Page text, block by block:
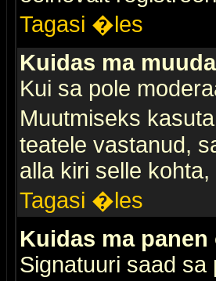
Tagasi �les
Kuidas ma
Kui sa pole
Muutmiseks
teatele vastanud,
alla kiri selle
Tagasi �les
Kuidas ma
Signatuuri saad sa